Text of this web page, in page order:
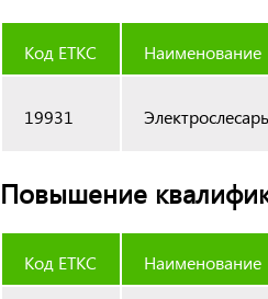
Код ЕТКС Наименование
19931
Повышение
Код ЕТКС Наименование